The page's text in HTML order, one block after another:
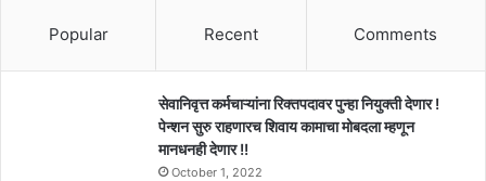
Popular Recent Comments
सेवानिवृत्त कर्मचाऱ्यांना रिक्तपदावर पुन्हा नियुक्ती देणार !
पेन्शन सुरु राहणारच शिवाय कामाचा मोबदला म्हणून
मानधनही देणार !!
October 1, 2022